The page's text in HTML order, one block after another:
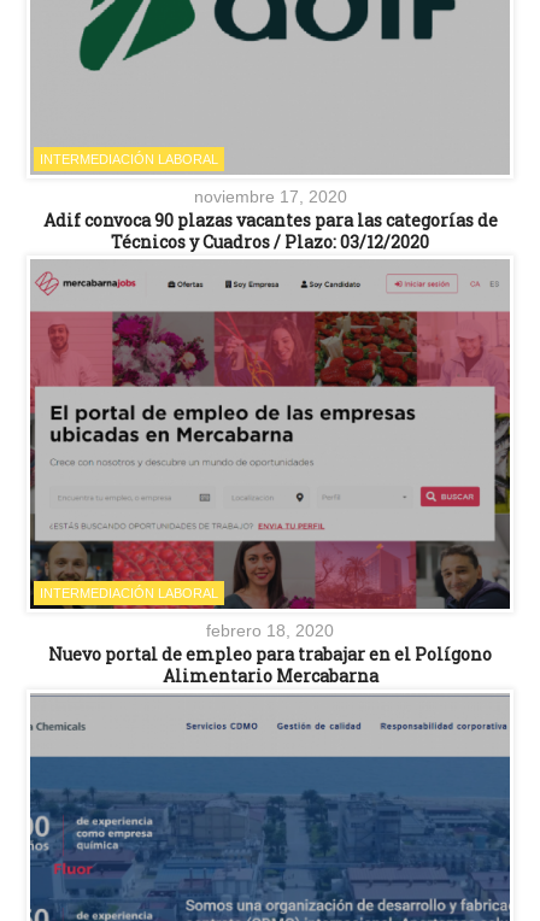
INTERMEDIACIÓN LABORAL
noviembre 17, 2020
Adif convoca 90 plazas vacantes para las categorías de
Técnicos y Cuadros / Plazo: 03/12/2020
INTERMEDIACIÓN LABORAL
febrero 18, 2020
Nuevo portal de empleo para trabajar en el Polígono
Alimentario Mercabarna